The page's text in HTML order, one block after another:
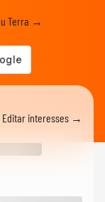
Terra →
Editar interesses →